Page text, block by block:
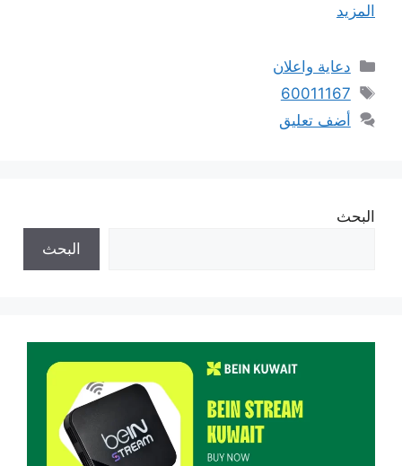
المزيد
التصنيفات
دعاية واعلان
الوسوم
60011167
أضف تعليق
البحث
البحث